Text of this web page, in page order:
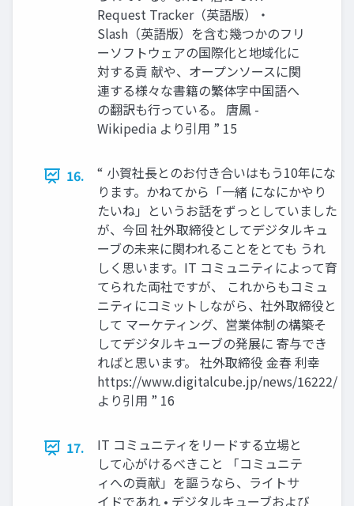
Request Tracker（英語版）・
Slash（英語版）を含む幾つかのフリ
ーソフトウェアの国際化と地域化に
対する貢 献や、オープンソースに関
連する様々な書籍の繁体字中国語へ
の翻訳も行っている。 唐鳳 -
Wikipedia より引用 ” 15
16.
“ 小賀社長とのお付き合いはもう10年にな
ります。かねてから「一緒 になにかやり
たいね」というお話をずっとしていました
が、今回 社外取締役としてデジタルキュ
ーブの未来に関われることをとても うれ
しく思います。IT コミュニティによって育
てられた両社ですが、 これからもコミュ
ニティにコミットしながら、社外取締役と
して マーケティング、営業体制の構築そ
してデジタルキューブの発展に 寄与でき
ればと思います。 社外取締役 金春 利幸
https://www.digitalcube.jp/news/16222/
より引用 ” 16
17.
IT コミュニティをリードする立場と
して心がけるべきこと 「コミュニテ
ィへの貢献」を謳うなら、ライトサ
イドであれ • デジタルキューブおよび